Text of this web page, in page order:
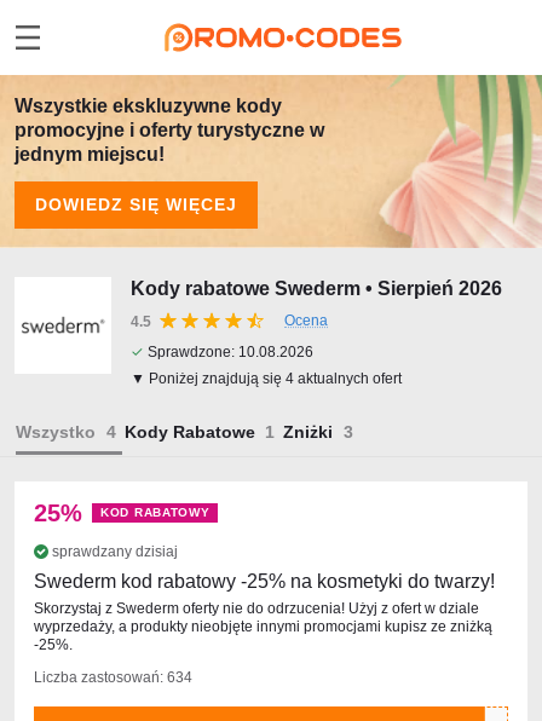
Wszystkie ekskluzywne kody
promocyjne i oferty turystyczne w
jednym miejscu!
DOWIEDZ SIĘ WIĘCEJ
Kody rabatowe Swederm • Sierpień 2026
4.5
Ocena
✓ Sprawdzone: 10.08.2026
▼ Poniżej znajdują się 4 aktualnych ofert
Wszystko Kody Rabatowe Zniżki
25% KOD RABATOWY
sprawdzany dzisiaj
Swederm kod rabatowy -25% na kosmetyki do twarzy!
Skorzystaj z Swederm oferty nie do odrzucenia! Użyj z ofert w dziale
wyprzedaży, a produkty nieobjęte innymi promocjami kupisz ze zniżką
-25%.
Liczba zastosowań: 634